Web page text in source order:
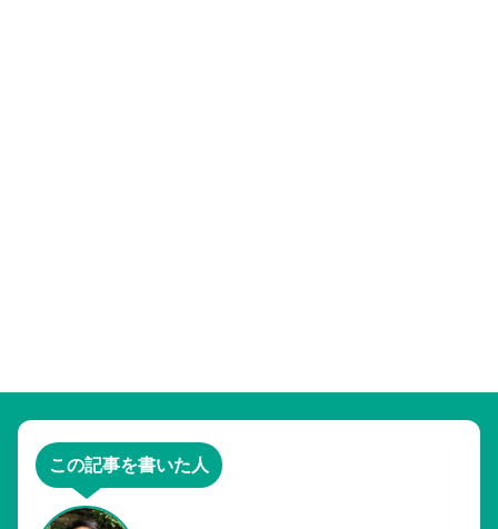
この記事を書いた人